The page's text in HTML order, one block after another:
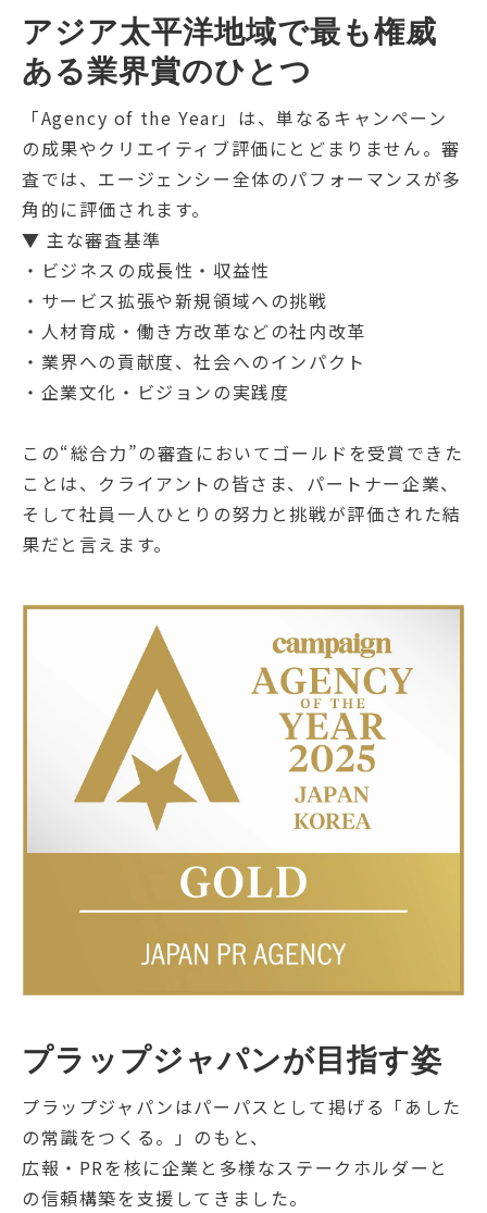
アジア太平洋地域で最も権威
ある業界賞のひとつ
「Agency of the Year」は、単なるキャンペーン
の成果やクリエイティブ評価にとどまりません。審
査では、エージェンシー全体のパフォーマンスが多
角的に評価されます。
▼ 主な審査基準
・ビジネスの成長性・収益性
・サービス拡張や新規領域への挑戦
・人材育成・働き方改革などの社内改革
・業界への貢献度、社会へのインパクト
・企業文化・ビジョンの実践度
この“総合力”の審査においてゴールドを受賞できた
ことは、クライアントの皆さま、パートナー企業、
そして社員一人ひとりの努力と挑戦が評価された結
果だと言えます。
プラップジャパンが目指す姿
プラップジャパンはパーパスとして掲げる「あした
の常識をつくる。」のもと、
広報・PRを核に企業と多様なステークホルダーと
の信頼構築を支援してきました。